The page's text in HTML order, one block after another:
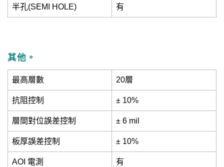
半孔(SEMI HOLE) 有
其他。
最高層數 20層
抗阻控制 ± 10%
層間對位誤差控制 ± 6 mil
板厚誤差控制 ± 10%
AOI 電測 有